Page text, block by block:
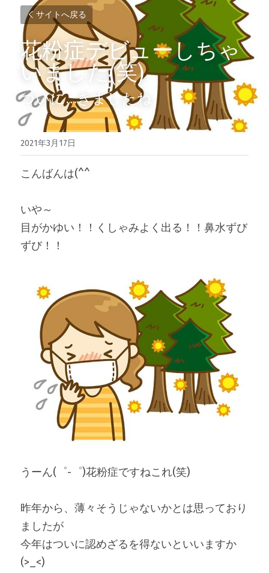
サイトへ戻る
花粉症デビューしちゃ
いました(笑)
ついに…きましたね
2021年3月17日
こんばんは(^^
いや～
目がかゆい！！くしゃみよく出る！！鼻水ずび
ずび！！
うーん(゜-゜)花粉症ですねこれ(笑)
昨年から、薄々そうじゃないかとは思っており
ましたが
今年はついに認めざるを得ないといいますか
(>_<)